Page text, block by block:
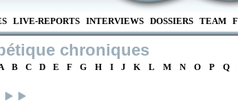
LIVE-REPORTS INTERVIEWS DOSSIERS TEAM
chroniques
B C D E F G H I J K L M N O P Q